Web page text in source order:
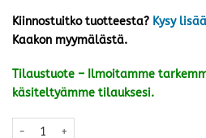
Kiinnostuitko tuotteesta? Kysy lisää
Kaakon myymälästä.
Tilaustuote – Ilmoitamme
käsiteltyämme tilauksesi.
Yumi ruokapöytä ø 115 cm, tammi